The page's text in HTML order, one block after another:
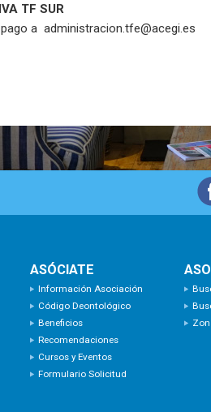
TF SUR
a administracion.tfe@acegi.es
ASÓCIATE
Información Asociación
Código Deontológico
Beneficios
Recomendaciones
Cursos y Eventos
Formulario Solicitud